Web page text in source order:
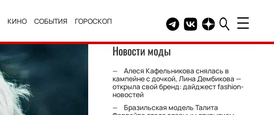
КИНО СОБЫТИЯ ГОРОСКОП Telegram канал HELLO
Группа HELLO
Канал HELLO в
Новости моды
Алеся Кафельникова снялась в
кампейне с дочкой, Лина Дембикова —
открыла свой бренд: дайджест fashion-
новостей
Бразильская модель Талита